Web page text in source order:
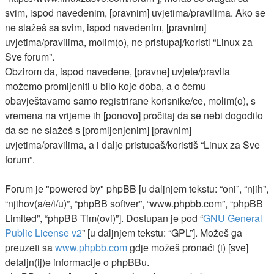
svim, ispod navedenim, [pravnim] uvjetima/pravilima. Ako se
ne slažeš sa svim, ispod navedenim, [pravnim]
uvjetima/pravilima, molim(o), ne pristupaj/koristi “Linux za
Sve forum”.
Obzirom da, ispod navedene, [pravne] uvjete/pravila
možemo promijeniti u bilo koje doba, a o čemu
obavještavamo samo registrirane korisnike/ce, molim(o), s
vremena na vrijeme ih [ponovo] pročitaj da se nebi dogodilo
da se ne slažeš s [promijenjenim] [pravnim]
uvjetima/pravilima, a i dalje pristupaš/koristiš “Linux za Sve
forum”.
Forum je "powered by" phpBB [u daljnjem tekstu: “oni”, “njih”,
“njihov(a/e/i/u)”, “phpBB softver”, “www.phpbb.com”, “phpBB
Limited”, “phpBB Tim(ovi)”]. Dostupan je pod “GNU General
Public License v2” [u daljnjem tekstu: “GPL”]. Možeš ga
preuzeti sawww.phpbb.comgdje možeš pronaći (i) [sve]
detaljn(ij)e informacije o phpBBu.